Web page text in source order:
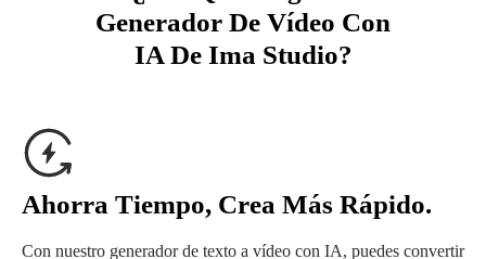
Generador De Vídeo Con
IA De Ima Studio?
Ahorra Tiempo, Crea Más Rápido.
Con nuestro generador de texto a vídeo con IA, puedes convertir